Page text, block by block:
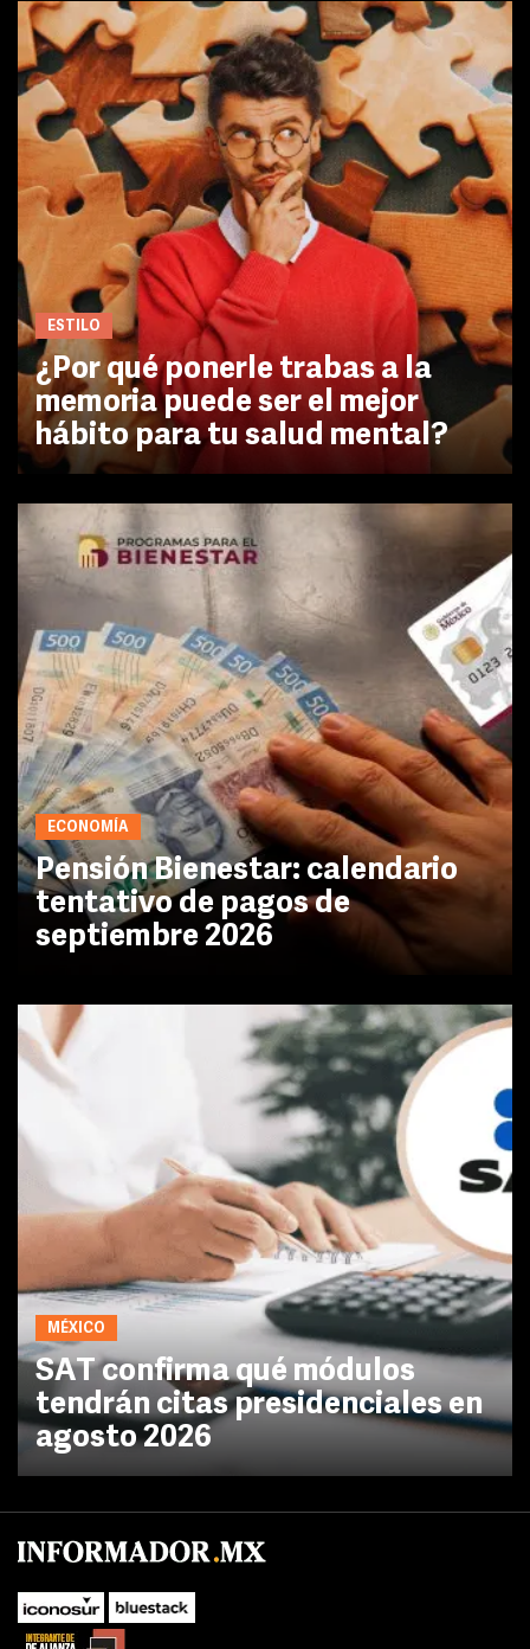
ESTILO
¿Por qué ponerle trabas a la
memoria puede ser el mejor
hábito para tu salud mental?
ECONOMÍA
Pensión Bienestar: calendario
tentativo de pagos de
septiembre 2026
MÉXICO
SAT confirma qué módulos
tendrán citas presidenciales en
agosto 2026